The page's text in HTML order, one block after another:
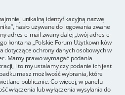
unikalną identyfikacyjną nazwę
hasło używane do logowania zwane
adres e-mail zwany dalej „twój adres e-
konta na „Polskie Forum Użytkowników
dotyczące ochrony danych osobowych w
Mamy prawo wymagać podania
i to my ustalamy czy podanie ich jest
masz możliwość wybrania, które
publicznie. Co więcej, w panelu
włączenia lub wyłączenia wysyłania do